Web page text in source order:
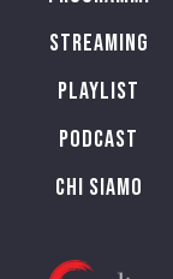
Streaming
Playlist
PODCAST
Chi siamo